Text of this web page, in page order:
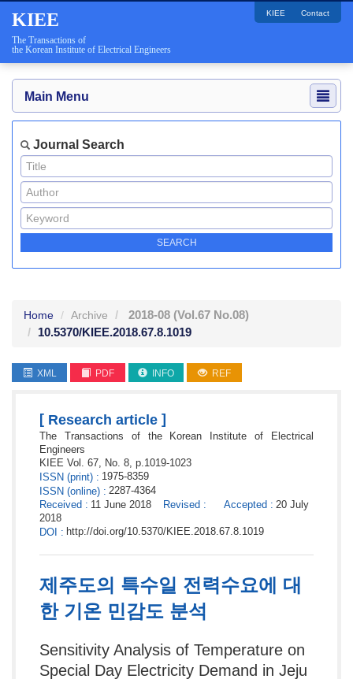
KIEE
The Transactions of
the Korean Institute of Electrical Engineers
KIEE Contact
Main Menu
Journal Search
Home Archive 2018-08 (Vol.67 No.08)
10.5370/KIEE.2018.67.8.1019
XML PDF INFO REF
[ Research article ]
The Transactions of the Korean Institute of Electrical
Engineers
KIEE Vol. 67, No. 8, p.1019-1023
ISSN (print) : 1975-8359
ISSN (online) : 2287-4364
Received : 11 June 2018 Revised : Accepted : 20 July
2018
DOI : http://doi.org/10.5370/KIEE.2018.67.8.1019
제주도의 특수일 전력수요에 대
한 기온 민감도 분석
Sensitivity Analysis of Temperature on
Special Day Electricity Demand in Jeju